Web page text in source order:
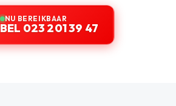
NU BEREIKBAAR
BEL 023 201 39 47